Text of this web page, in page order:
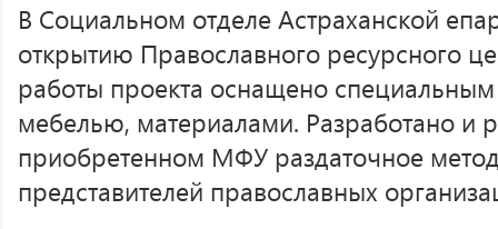
В Социальном отделе Астраханской
открытию Православного ресурсного
работы проекта оснащено
мебелью, материалами. Разработано и
приобретенном МФУ раздаточное
представителей православных